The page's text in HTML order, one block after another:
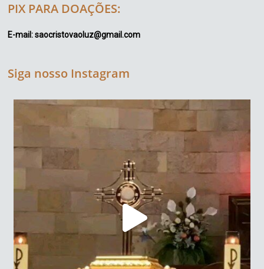
PIX PARA DOAÇÕES:
E-mail: saocristovaoluz@gmail.com
Siga nosso Instagram